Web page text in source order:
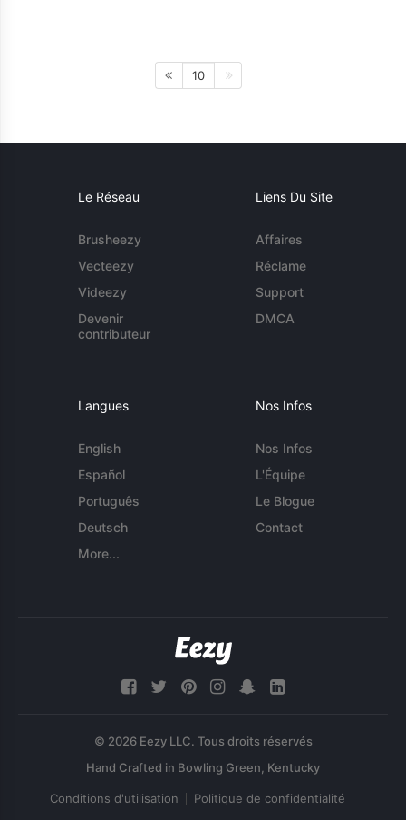
10
Le Réseau
Brusheezy
Vecteezy
Videezy
Devenir
contributeur
Liens Du Site
Affaires
Réclame
Support
DMCA
Langues
English
Español
Português
Deutsch
More...
Nos Infos
Nos Infos
L'Équipe
Le Blogue
Contact
© 2026 Eezy LLC. Tous droits réservés
Conditions d'utilisation Politique de confidentialité